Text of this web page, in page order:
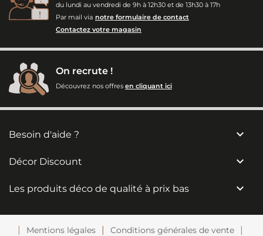
du lundi au vendredi de 9h à 12h30 et de 13h30 à 17h
Par mail via notre formulaire de contact
Contactez votre magasin
On recrute !
Découvrez nos offres en cliquant ici
Besoin d'aide ? 
Décor Discount 
Les produits déco de qualité à prix bas 
Mentions légales Conditions générales de vente